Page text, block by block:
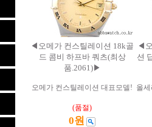
◀오메가 컨스틸레이션 18k골
드 콤비 하프바 쿼츠(최상
품.2061)▶
오메가 컨스틸레이션 대표모델!
(품절)
0원
◀
션
올